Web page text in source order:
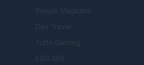
People Magazine
Day Travel
Tutto Gaming
ESG 365